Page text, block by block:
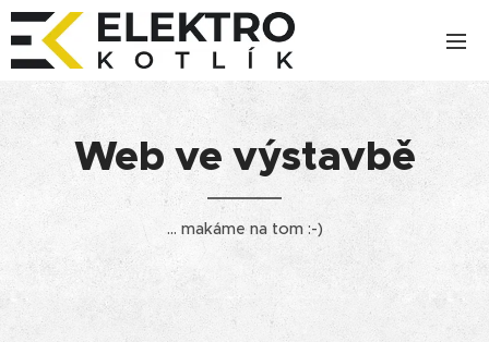
Web ve výstavbě
... makáme na tom :-)